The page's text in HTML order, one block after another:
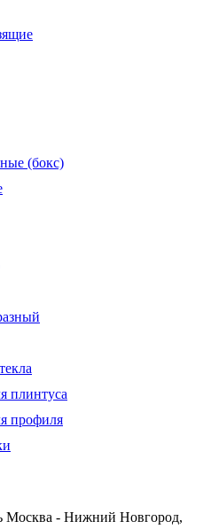
(бокс)
плинтуса
профиля
Москва - Нижний Новгород,